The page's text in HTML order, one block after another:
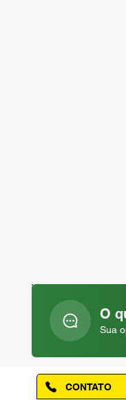
O
Sua
CONTATO